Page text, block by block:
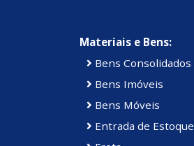
Materiais e Bens:
Bens Consolidados
Bens Imóveis
Bens Móveis
Entrada de Estoque